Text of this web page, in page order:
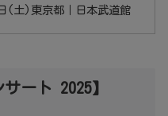
(土)東京都｜日本武道館
ート 2025】